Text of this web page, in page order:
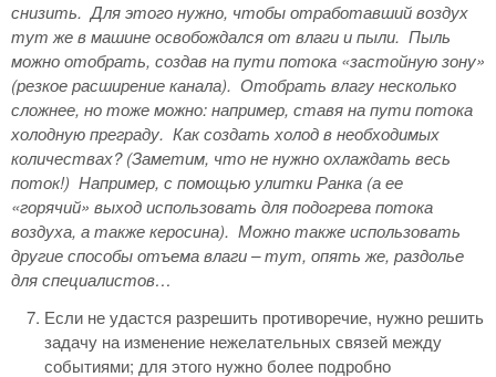
снизить. Для этого нужно, чтобы отработавший воздух
тут же в машине освобождался от влаги и пыли. Пыль
можно отобрать, создав на пути потока «застойную зону»
(резкое расширение канала). Отобрать влагу несколько
сложнее, но тоже можно: например, ставя на пути потока
холодную преграду. Как создать холод в необходимых
количествах? (Заметим, что не нужно охлаждать весь
поток!) Например, с помощью улитки Ранка (а ее
«горячий» выход использовать для подогрева потока
воздуха, а также керосина). Можно также использовать
другие способы отъема влаги – тут, опять же, раздолье
для специалистов…
Если не удастся разрешить противоречие, нужно решить
задачу на изменение нежелательных связей между
событиями; для этого нужно более подробно